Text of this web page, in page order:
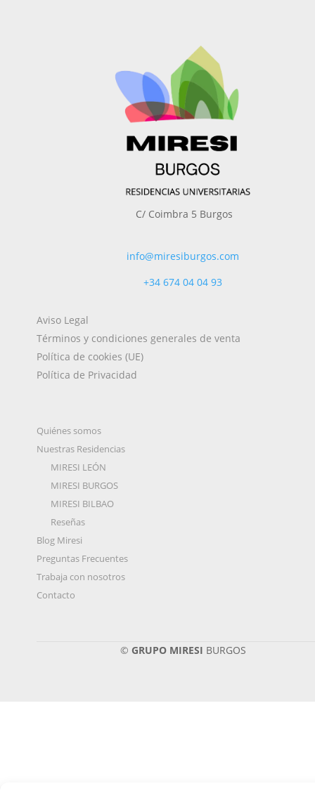
C/ Coimbra 5 Burgos
info@miresiburgos.com
+34 674 04 04 93
Aviso Legal
Términos y condiciones generales de venta
Política de cookies (UE)
Política de Privacidad
Quiénes somos
Nuestras Residencias
MIRESI LEÓN
MIRESI BURGOS
MIRESI BILBAO
Reseñas
Blog Miresi
Preguntas Frecuentes
Trabaja con nosotros
Contacto
© GRUPO MIRESI BURGOS